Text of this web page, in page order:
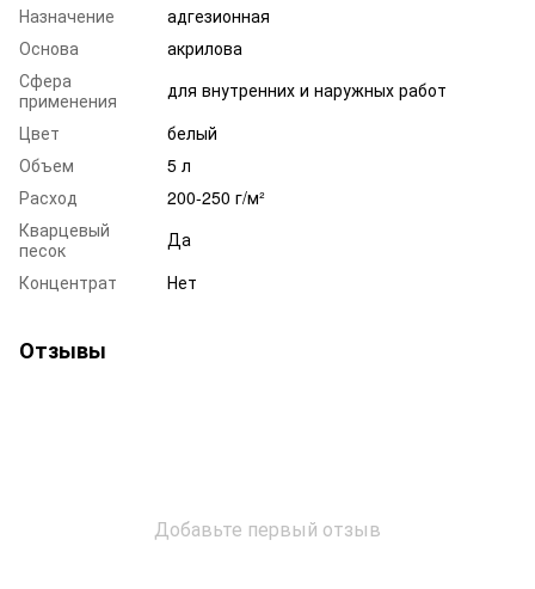
Назначение
адгезионная
Основа
акрилова
Сфера
применения
для внутренних и наружных работ
Цвет
белый
Объем
5 л
Расход
200-250 г/м²
Кварцевый
песок
Да
Концентрат
Нет
Отзывы
Добавьте первый отзыв